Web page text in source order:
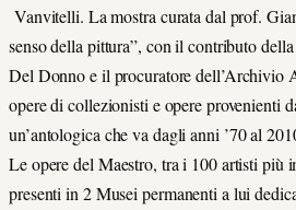
Vanvitelli. La mostra curata dal prof.
senso della pittura”, con il contributo
Del Donno e il procuratore dell’Archivio
opere di collezionisti e opere provenienti
un’antologica che va dagli anni ’70 al
Le opere del Maestro, tra i 100 artisti più
presenti in 2 Musei permanenti a lui